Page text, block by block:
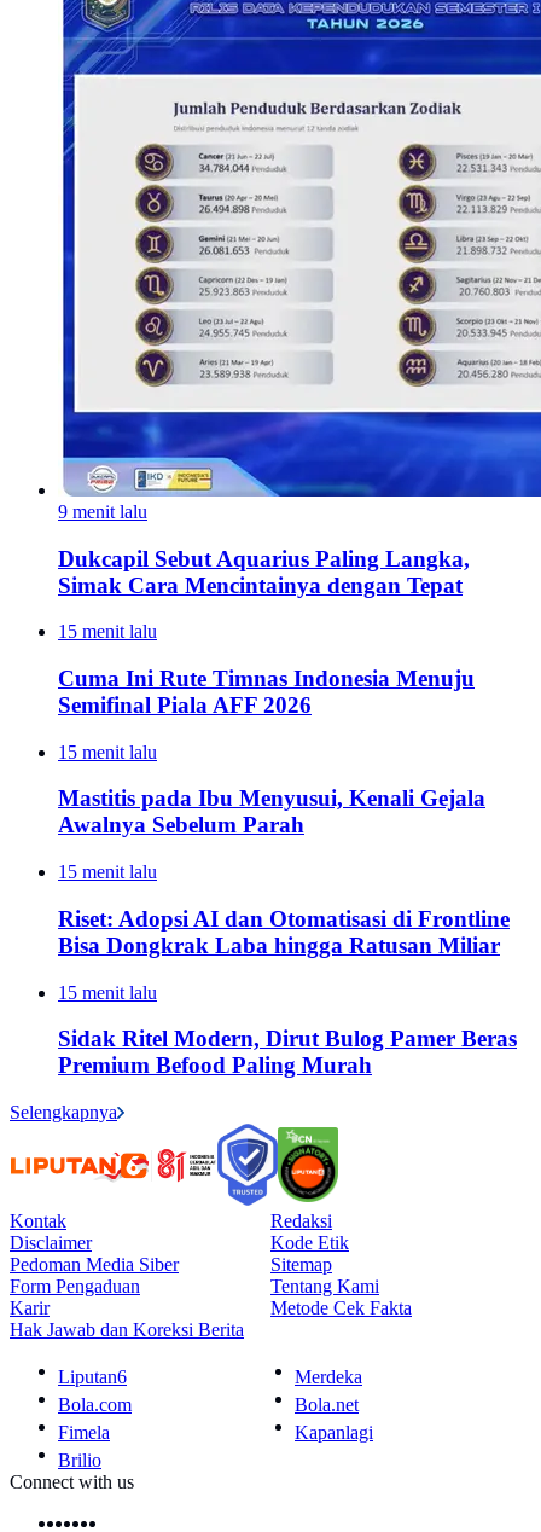
9 menit lalu
Dukcapil Sebut Aquarius Paling Langka,
Simak Cara Mencintainya dengan Tepat
15 menit lalu
Cuma Ini Rute Timnas Indonesia Menuju
Semifinal Piala AFF 2026
15 menit lalu
Mastitis pada Ibu Menyusui, Kenali Gejala
Awalnya Sebelum Parah
15 menit lalu
Riset: Adopsi AI dan Otomatisasi di Frontline
Bisa Dongkrak Laba hingga Ratusan Miliar
15 menit lalu
Sidak Ritel Modern, Dirut Bulog Pamer Beras
Premium Befood Paling Murah
Selengkapnya
Kontak
Redaksi
Disclaimer
Kode Etik
Pedoman Media Siber
Sitemap
Form Pengaduan
Tentang Kami
Karir
Metode Cek Fakta
Hak Jawab dan Koreksi Berita
Liputan6
Merdeka
Bola.com
Bola.net
Fimela
Kapanlagi
Brilio
Connect with us